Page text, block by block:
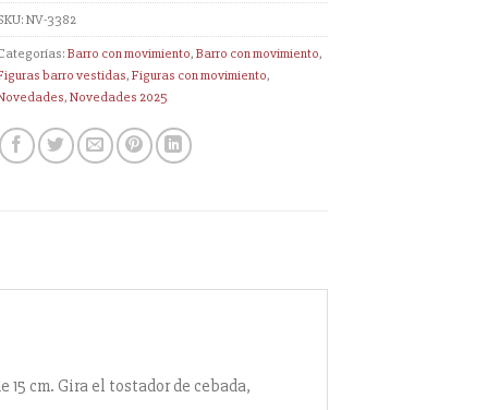
NV-3382
Barro con movimiento,Barro con movimiento,
barro vestidas,Figuras con movimiento,
,Novedades 2025
cm. Gira el tostador de cebada,